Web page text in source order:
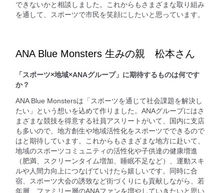
できないかと相談しました。これからもさまざまな取り組み
を通して、スポーツで市民を笑顔にしたいと思っています。
ANA Blue Monsters 生みの親 松本さん
「スポーツ×地域×ANAグループ」に期待するものは何です
か？
ANA Blue Monstersは「スポーツを通じて社会課題を解決し
たい」という想いを込めて作りました。ANAグループにはさ
まざまな競技を得意する社員アスリートがいて、国内に支店
も多いので、地方創生や地域活性化をスポーツでできるので
はと期待しています。これからもさまざまな地方に赴いて、
地域のスポーツコミュニティの活性化や子供達の健康増進
（肥満、スクリーンタイム増加、睡眠不足など）、運動スキ
ルや人間力向上につなげていけたら嬉しいです。同時に合
宿、スポーツ大会の誘致など街づくりにも貢献しながら、若
年層、ファミリー層のANAファンを増やしていきたいと思い